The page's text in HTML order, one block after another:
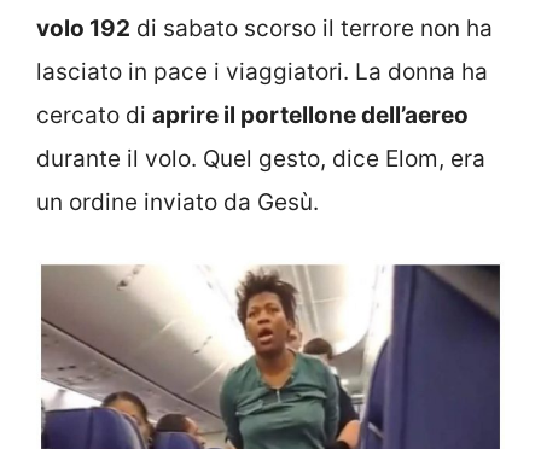
volo 192 di sabato scorso il terrore non ha
lasciato in pace i viaggiatori. La donna ha
cercato di aprire il portellone dell’aereo
durante il volo. Quel gesto, dice Elom, era
un ordine inviato da Gesù.